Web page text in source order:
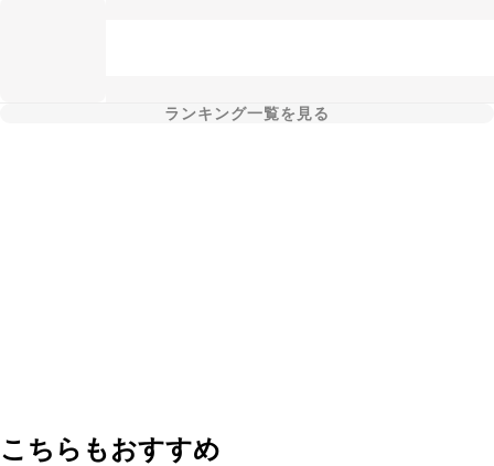
ランキング一覧を見る
こちらもおすすめ